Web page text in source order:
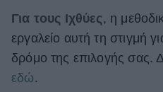
Για τους Ιχθύες , η
εργαλείο αυτή τη στιγμή
δρόμο της επιλογής σας.
εδώ .